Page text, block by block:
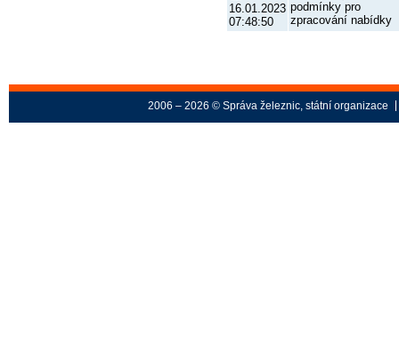
16.01.2023
07:48:50
podmínky pro
zpracování nabídky
2006 – 2026 © Správa železnic, státní organizace